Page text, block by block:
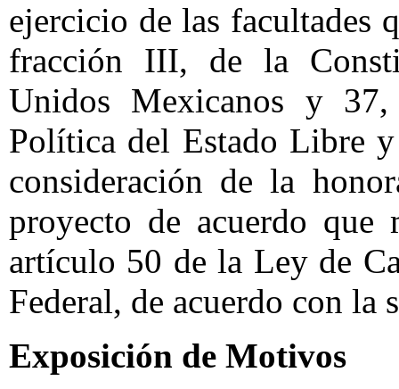
ejercicio de las facultades
fracción III, de la
Unidos Mexicanos y
Política del Estado Libre
consideración de la
proyecto de acuerdo
artículo 50 de la Ley de
Federal, de acuerdo con la
Exposición de Motivos